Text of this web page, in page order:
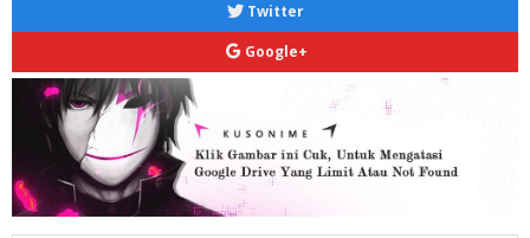
Twitter
Google+